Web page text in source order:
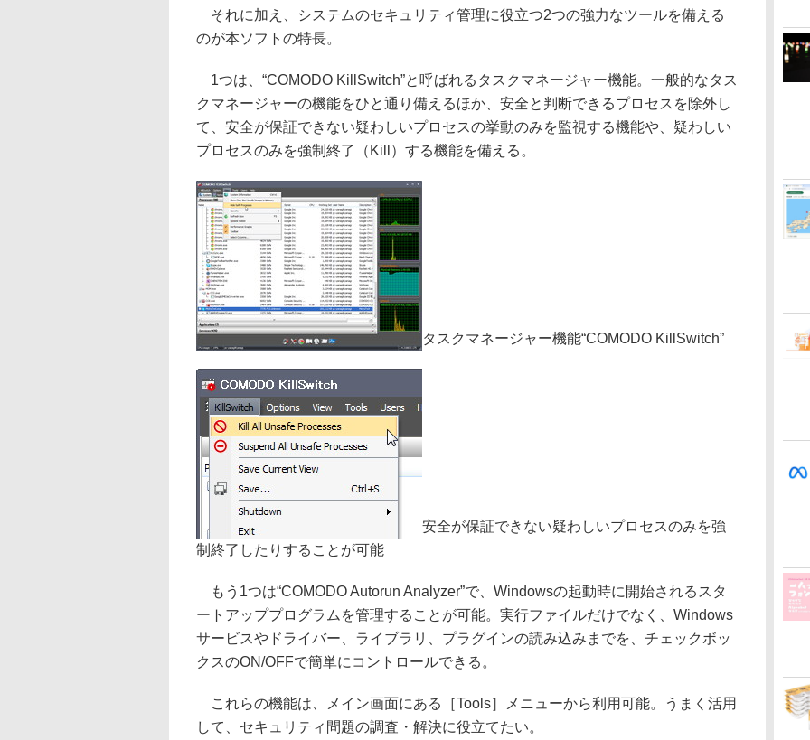
それに加え、システムのセキュリティ管理に役立つ2つの強力なツールを備える
のが本ソフトの特長。
1つは、“COMODO KillSwitch”と呼ばれるタスクマネージャー機能。一般的なタス
クマネージャーの機能をひと通り備えるほか、安全と判断できるプロセスを除外し
て、安全が保証できない疑わしいプロセスの挙動のみを監視する機能や、疑わしい
プロセスのみを強制終了（Kill）する機能を備える。
タスクマネージャー機能“COMODO KillSwitch”
安全が保証できない疑わしいプロセスのみを強
制終了したりすることが可能
もう1つは“COMODO Autorun Analyzer”で、Windowsの起動時に開始されるスタ
ートアッププログラムを管理することが可能。実行ファイルだけでなく、Windows
サービスやドライバー、ライブラリ、プラグインの読み込みまでを、チェックボッ
クスのON/OFFで簡単にコントロールできる。
これらの機能は、メイン画面にある［Tools］メニューから利用可能。うまく活用
して、セキュリティ問題の調査・解決に役立てたい。